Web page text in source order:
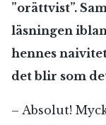
”orättvist”.
läsningen
hennes
det blir som
– Absolut!